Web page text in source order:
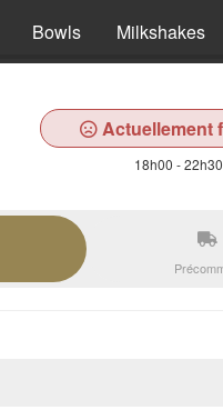
Bowls Milkshakes
Actuellement
18h00 - 22h30